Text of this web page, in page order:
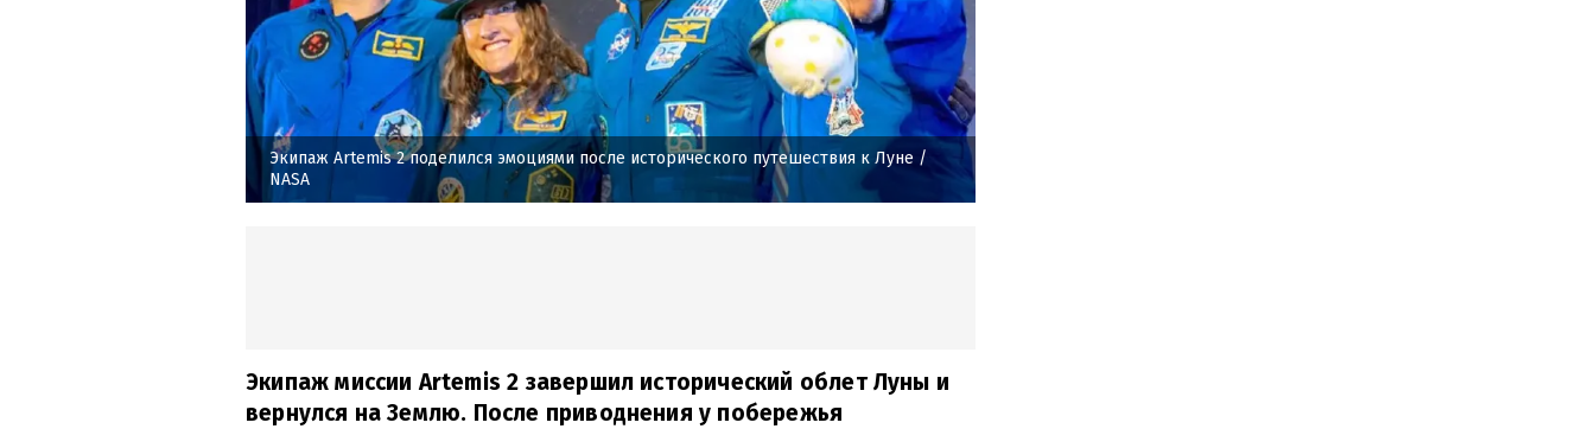
Экипаж Artemis 2 поделился эмоциями после исторического путешествия к Луне /
NASA
Экипаж миссии Artemis 2 завершил исторический облет Луны и
вернулся на Землю. После приводнения у побережья